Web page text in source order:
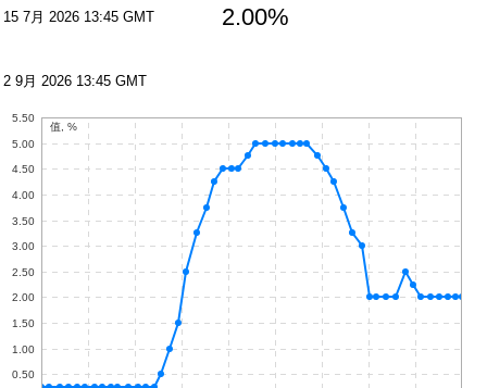
15 7月 2026 13:45 GMT 2.00%
2 9月 2026 13:45 GMT